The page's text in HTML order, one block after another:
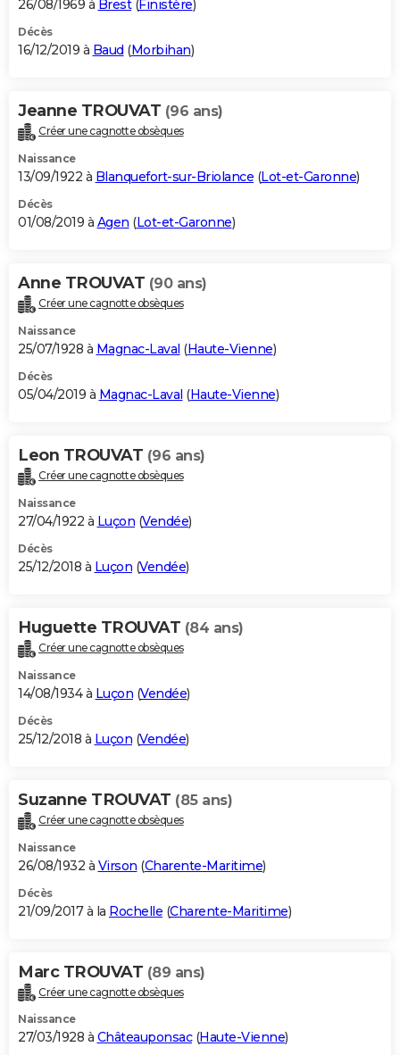
26/08/1969 à Brest(Finistère)
Décès
16/12/2019 à Baud (Morbihan)
Jeanne TROUVAT (96 ans)
Créer une cagnotte obsèques
Naissance
13/09/1922 à Blanquefort-sur-Briolance (Lot-et-Garonne)
Décès
01/08/2019 à Agen (Lot-et-Garonne)
Anne TROUVAT (90 ans)
Créer une cagnotte obsèques
Naissance
25/07/1928 à Magnac-Laval (Haute-Vienne)
Décès
05/04/2019 à Magnac-Laval (Haute-Vienne)
Leon TROUVAT (96 ans)
Créer une cagnotte obsèques
Naissance
27/04/1922 à Luçon (Vendée)
Décès
25/12/2018 à Luçon (Vendée)
Huguette TROUVAT (84 ans)
Créer une cagnotte obsèques
Naissance
14/08/1934 à Luçon (Vendée)
Décès
25/12/2018 à Luçon (Vendée)
Suzanne TROUVAT (85 ans)
Créer une cagnotte obsèques
Naissance
26/08/1932 à Virson (Charente-Maritime)
Décès
21/09/2017 à la Rochelle (Charente-Maritime)
Marc TROUVAT (89 ans)
Créer une cagnotte obsèques
Naissance
27/03/1928 à Châteauponsac(Haute-Vienne)